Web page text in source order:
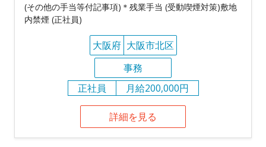
(その他の手当等付記事項)＊残業手当 (受動喫煙対策)敷地
内禁煙 (正社員)
大阪府 大阪市北区
事務
正社員
月給200,000円
詳細を見る